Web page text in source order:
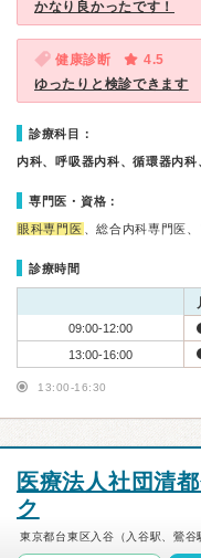
かなり良かったです！
健康診断
4.5
ゆったりと検診できます
診療科目：
内科、呼吸器内科、循環器内科
専門医・資格：
眼科専門医 、総合内科専門医
診療時間
09:00-12:00
13:00-16:00
13:00-16:30
医療法人社団清
ク
東京都台東区入谷（入谷駅、鶯谷